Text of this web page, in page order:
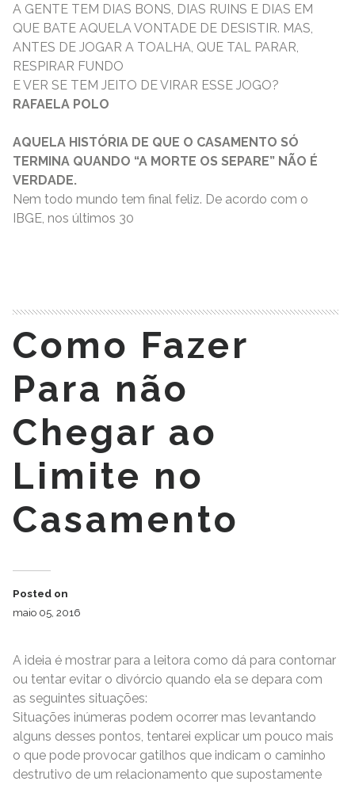
A GENTE TEM DIAS BONS, DIAS RUINS E DIAS EM
QUE BATE AQUELA VONTADE DE DESISTIR. MAS,
ANTES DE JOGAR A TOALHA, QUE TAL PARAR,
RESPIRAR FUNDO
E VER SE TEM JEITO DE VIRAR ESSE JOGO?
RAFAELA POLO
AQUELA HISTÓRIA DE QUE O CASAMENTO SÓ
TERMINA QUANDO “A MORTE OS SEPARE” NÃO É
VERDADE.
Nem todo mundo tem final feliz. De acordo com o
IBGE, nos últimos 30
Como Fazer
Para não
Chegar ao
Limite no
Casamento
Posted on
maio 05, 2016
A ideia é mostrar para a leitora como dá para contornar
ou tentar evitar o divórcio quando ela se depara com
as seguintes situações:
Situações inúmeras podem ocorrer mas levantando
alguns desses pontos, tentarei explicar um pouco mais
o que pode provocar gatilhos que indicam o caminho
destrutivo de um relacionamento que supostamente